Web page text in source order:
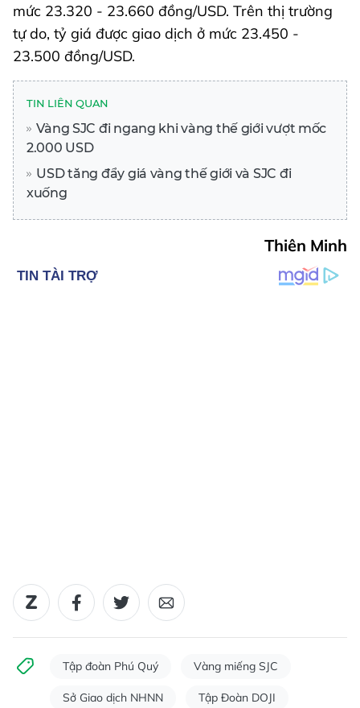
mức 23.320 - 23.660 đồng/USD. Trên thị trường
tự do, tỷ giá được giao dịch ở mức 23.450 -
23.500 đồng/USD.
TIN LIÊN QUAN
Vàng SJC đi ngang khi vàng thế giới vượt mốc
2.000 USD
USD tăng đẩy giá vàng thế giới và SJC đi
xuống
Thiên Minh
Tập đoàn Phú Quý Vàng miếng SJC
Sở Giao dịch NHNN Tập Đoàn DOJI